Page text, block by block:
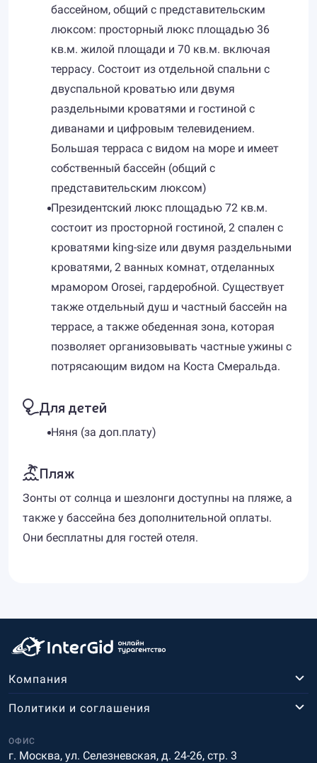
бассейном, общий с представительским
люксом: просторный люкс площадью 36
кв.м. жилой площади и 70 кв.м. включая
террасу. Состоит из отдельной спальни с
двуспальной кроватью или двумя
раздельными кроватями и гостиной с
диванами и цифровым телевидением.
Большая терраса с видом на море и имеет
собственный бассейн (общий с
представительским люксом)
Президентский люкс площадью 72 кв.м.
состоит из просторной гостиной, 2 спален с
кроватями king-size или двумя раздельными
кроватями, 2 ванных комнат, отделанных
мрамором Orosei, гардеробной. Существует
также отдельный душ и частный бассейн на
террасе, а также обеденная зона, которая
позволяет организовывать частные ужины с
потрясающим видом на Коста Смеральда.
Для детей
Няня (за доп.плату)
Пляж
Зонты от солнца и шезлонги доступны на пляже, а
также у бассейна без дополнительной оплаты.
Они бесплатны для гостей отеля.
Компания
ОФИС
г. Москва, ул. Селезневская, д. 24-26, стр. 3
Политики и соглашения